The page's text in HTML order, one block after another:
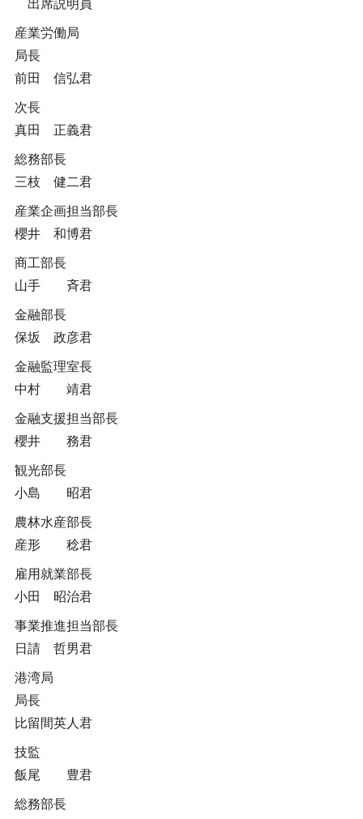
出席説明員
産業労働局
局長
前田 信弘君
次長
真田 正義君
総務部長
三枝 健二君
産業企画担当部長
櫻井 和博君
商工部長
山手 斉君
金融部長
保坂 政彦君
金融監理室長
中村 靖君
金融支援担当部長
櫻井 務君
観光部長
小島 昭君
農林水産部長
産形 稔君
雇用就業部長
小田 昭治君
事業推進担当部長
日請 哲男君
港湾局
局長
比留間英人君
技監
飯尾 豊君
総務部長